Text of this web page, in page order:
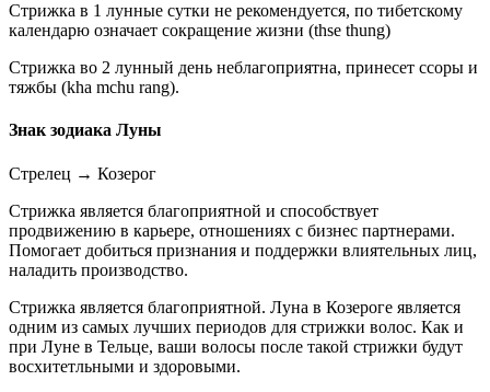
Стрижка в 1 лунные сутки не рекомендуется, по тибетскому
календарю означает сокращение жизни (thse thung)
Стрижка во 2 лунный день неблагоприятна, принесет ссоры и
тяжбы (kha mchu rang).
Знак зодиака Луны
Стрелец → Козерог
Стрижка является благоприятной и способствует
продвижению в карьере, отношениях с бизнес партнерами.
Помогает добиться признания и поддержки влиятельных лиц,
наладить производство.
Стрижка является благоприятной. Луна в Козероге является
одним из самых лучших периодов для стрижки волос. Как и
при Луне в Тельце, ваши волосы после такой стрижки будут
восхитетльными и здоровыми.